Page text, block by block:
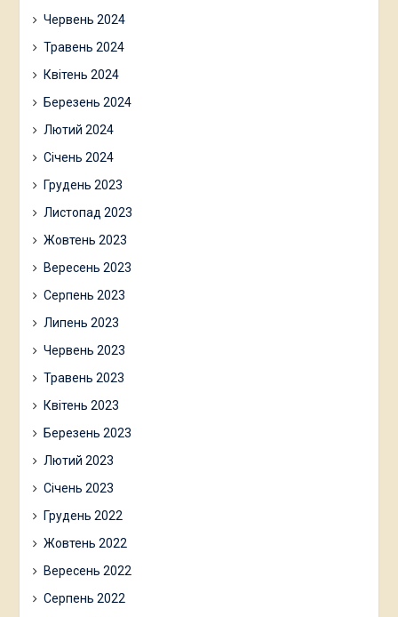
Червень 2024
Травень 2024
Квітень 2024
Березень 2024
Лютий 2024
Січень 2024
Грудень 2023
Листопад 2023
Жовтень 2023
Вересень 2023
Серпень 2023
Липень 2023
Червень 2023
Травень 2023
Квітень 2023
Березень 2023
Лютий 2023
Січень 2023
Грудень 2022
Жовтень 2022
Вересень 2022
Серпень 2022